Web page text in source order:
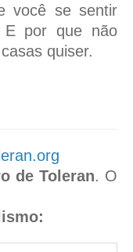
você se sentir
por que não
quiser.
de Toleran. O